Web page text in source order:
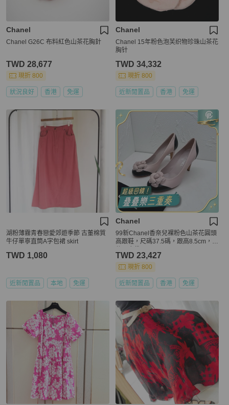
Chanel
Chanel G26C 布料紅色山茶花胸針
TWD 28,677
現折 800
狀況良好 香港 免運
Chanel
Chanel 15年粉色泡芙织物珍珠山茶花
胸针
TWD 34,332
現折 800
近新閒置品 香港 免運
湖粉薄霧青春戀愛郊遊季節 古董棉質
牛仔單寧直筒A字包裙 skirt
TWD 1,080
近新閒置品 本地 免運
Chanel
99新Chanel香奈兒裸粉色山茶花圓頭
高跟鞋，尺碼37.5碼，跟高8.5cm，附
TWD 23,427
現折 800
近新閒置品 香港 免運